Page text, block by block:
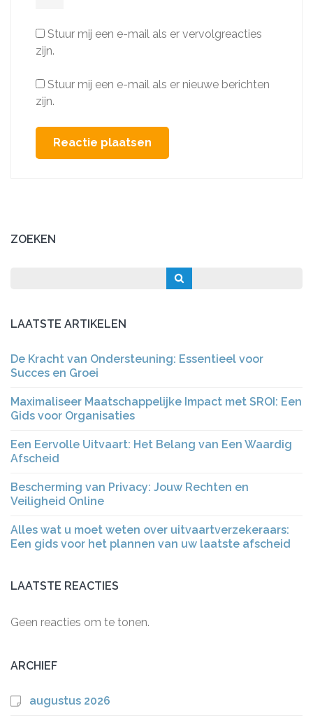
Stuur mij een e-mail als er vervolgreacties
zijn.
Stuur mij een e-mail als er nieuwe berichten
zijn.
ZOEKEN
LAATSTE ARTIKELEN
De Kracht van Ondersteuning: Essentieel voor
Succes en Groei
Maximaliseer Maatschappelijke Impact met SROI: Een
Gids voor Organisaties
Een Eervolle Uitvaart: Het Belang van Een Waardig
Afscheid
Bescherming van Privacy: Jouw Rechten en
Veiligheid Online
Alles wat u moet weten over uitvaartverzekeraars:
Een gids voor het plannen van uw laatste afscheid
LAATSTE REACTIES
Geen reacties om te tonen.
ARCHIEF
augustus 2026